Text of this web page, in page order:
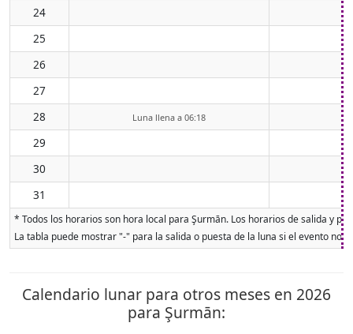
24
25
26
27
28
Luna llena a 06:18
29
30
31
* Todos los horarios son hora local para Şurmān. Los horarios de salida y
La tabla puede mostrar "-" para la salida o puesta de la luna si el evento no
Calendario lunar para otros meses en 2026
para Şurmān: